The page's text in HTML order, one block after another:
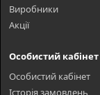
Виробники
Акції
Особистий кабінет
Особистий кабінет
Історія замовлень